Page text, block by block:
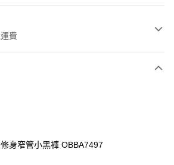
費
身窄管小黑褲 OBBA7497